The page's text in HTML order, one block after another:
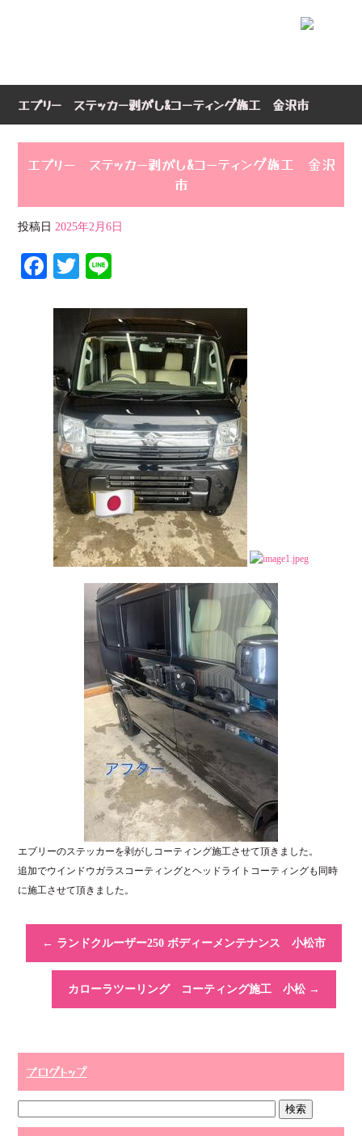
エブリー ステッカー剥がし&コーティング施工 金沢市
エブリー ステッカー剥がし&コーティング施工 金沢
市
投稿日 2025年2月6日
Fa
bo
ok
T
tte
r
エブリーのステッカーを剥がしコーティング施工させて頂きました。
追加でウインドウガラスコーティングとヘッドライトコーティングも同時
に施工させて頂きました。
← ランドクルーザー250 ボディーメンテナンス 小松市
カローラツーリング コーティング施工 小松 →
ブログトップ